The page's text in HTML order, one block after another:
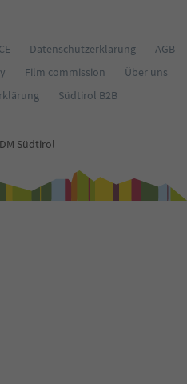
Datenschutzerklärung
AGB
Film commission
Über uns
Südtirol B2B
Südtirol